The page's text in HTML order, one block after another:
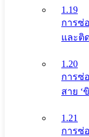
1.19
การซ่
และติ
1.20
การซ่
สาย ‘
1.21
การซ่